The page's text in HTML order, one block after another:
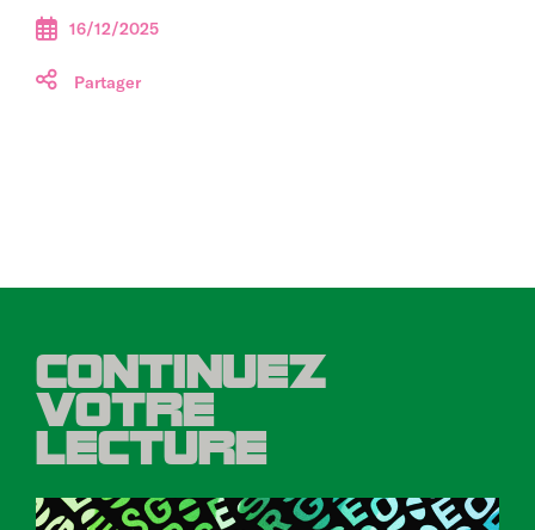
16/12/2025
Partager
CONTINUEZ
VOTRE
LECTURE